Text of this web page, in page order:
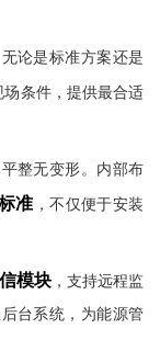
论是标准方案还是
场条件，提供最合适
整无变形。内部布
准 ，不仅便于安装
模块 ，支持远程监
台系统，为能源管